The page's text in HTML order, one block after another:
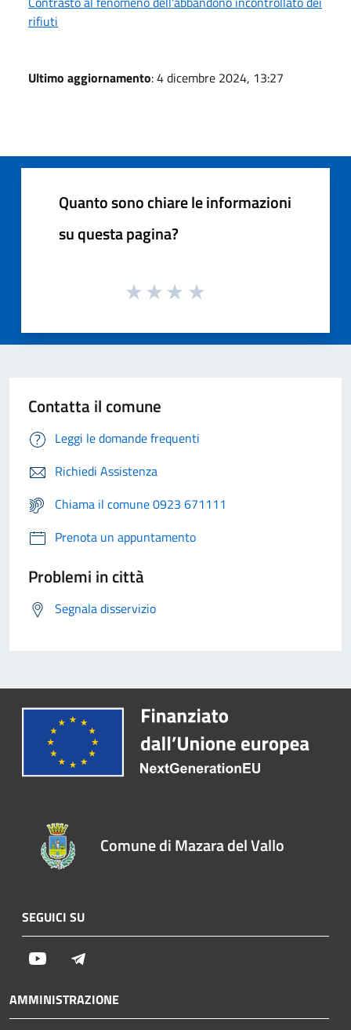
rifiuti
Ultimo aggiornamento: 4 dicembre 2024, 13:27
Quanto sono chiare le informazioni
su questa pagina?
Contatta il comune
Leggi le domande frequenti
Richiedi Assistenza
Chiama il comune 0923 671111
Prenota un appuntamento
Problemi in città
Segnala disservizio
Comune di Mazara del Vallo
SEGUICI SU
Youtube
AMMINISTRAZIONE